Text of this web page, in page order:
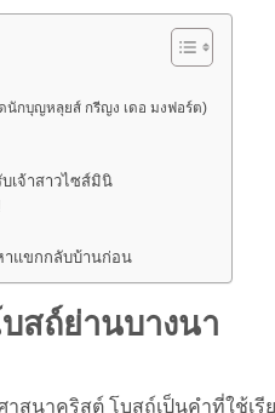
นักบุญหลุยส์ กรีญง เดอ มงฟอร์ต)
เจ้าสาวไซส์มินิ
าแขกกลับบ้านก่อน
สถ์ย่านบางนา
สนาคริสต์ โบสถ์เป็นคำที่ใช้เ